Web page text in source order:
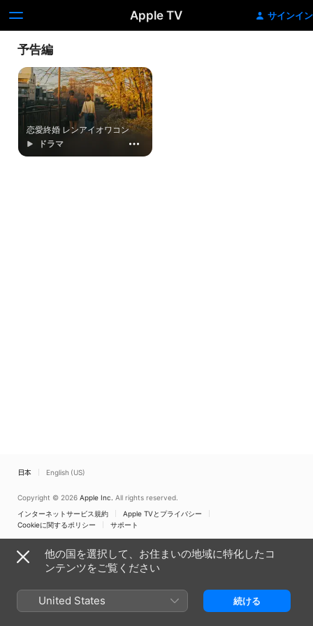
Apple TV サインイン
予告編
恋愛終婚 レンアイオワコン
ドラマ
日本 English (US)
Copyright © 2026 Apple Inc. All rights reserved.
インターネットサービス規約
Apple TVとプライバシー
Cookieに関するポリシー
サポート
他の国を選択して、お住まいの地域に特化したコ
ンテンツをご覧ください
United States 続ける